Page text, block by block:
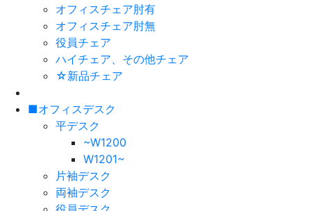
オフィスチェア肘有
オフィスチェア肘無
役員チェア
ハイチェア、その他チェア
☆新品チェア
■オフィスデスク
平デスク
~W1200
W1201~
片袖デスク
両袖デスク